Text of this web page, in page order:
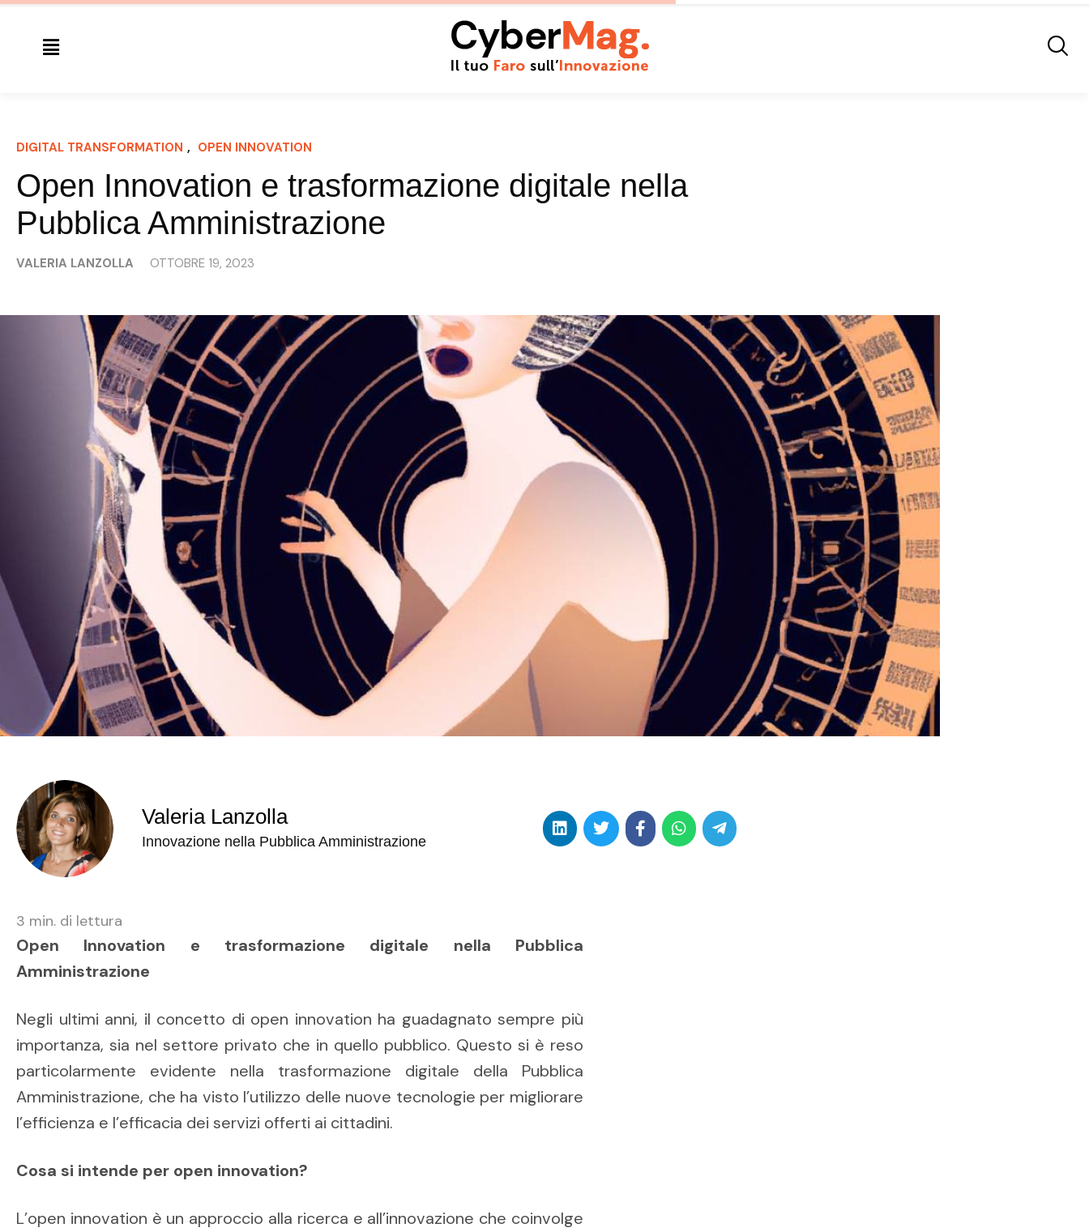
DIGITAL TRANSFORMATION , OPEN INNOVATION
Open Innovation e trasformazione digitale nella
Pubblica Amministrazione
VALERIA LANZOLLA OTTOBRE 19, 2023
Valeria Lanzolla
Innovazione nella Pubblica Amministrazione
3 min. di lettura
Open Innovation e trasformazione digitale nella Pubblica
Amministrazione
Negli ultimi anni, il concetto di open innovation ha guadagnato sempre più
importanza, sia nel settore privato che in quello pubblico. Questo si è reso
particolarmente evidente nella trasformazione digitale della Pubblica
Amministrazione, che ha visto l’utilizzo delle nuove tecnologie per migliorare
l’efficienza e l’efficacia dei servizi offerti ai cittadini.
Cosa si intende per open innovation?
L’open innovation è un approccio alla ricerca e all’innovazione che coinvolge